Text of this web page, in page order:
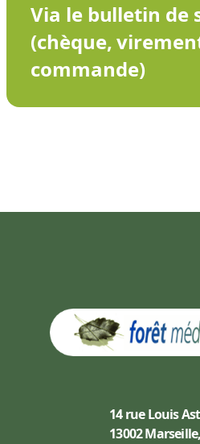
Via le bulletin de
(chèque,
commande)
14 rue Louis
13002